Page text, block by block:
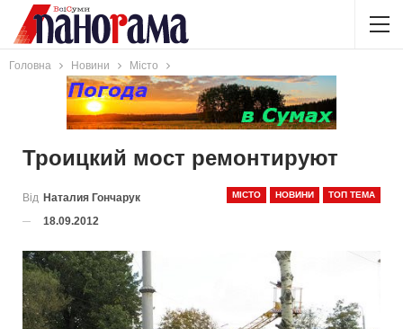
Головна Новини Місто
Троицкий мост ремонтируют
МІСТО НОВИНИ ТОП ТЕМА
Від Наталия Гончарук
18.09.2012